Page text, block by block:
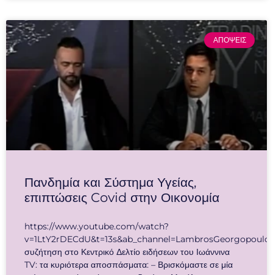
ΑΠΟΨΕΙΣ
Πανδημία και Σύστημα Υγείας,
επιπτώσεις Covid στην Οικονομία
https://www.youtube.com/watch?
συζήτηση στο Κεντρικό Δελτίο ειδήσεων του Ιωάννινα
TV: τα κυριότερα αποσπάσματα: – Βρισκόμαστε σε μία